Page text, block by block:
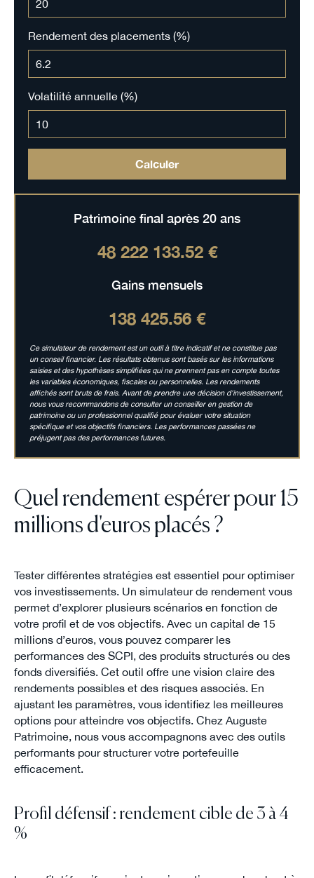
Rendement des placements (%)
Volatilité annuelle (%)
Calculer
Patrimoine final après 20 ans
48 222 133.52 €
Gains mensuels
138 425.56 €
Ce simulateur de rendement est un outil à titre indicatif et ne constitue pas
un conseil financier. Les résultats obtenus sont basés sur les informations
saisies et des hypothèses simplifiées qui ne prennent pas en compte toutes
les variables économiques, fiscales ou personnelles. Les rendements
affichés sont bruts de frais. Avant de prendre une décision d'investissement,
nous vous recommandons de consulter un conseiller en gestion de
patrimoine ou un professionnel qualifié pour évaluer votre situation
spécifique et vos objectifs financiers. Les performances passées ne
préjugent pas des performances futures.
Quel rendement espérer pour 15
millions d'euros placés ?
Tester différentes stratégies est essentiel pour optimiser
vos investissements. Un simulateur de rendement vous
permet d’explorer plusieurs scénarios en fonction de
votre profil et de vos objectifs. Avec un capital de 15
millions d’euros, vous pouvez comparer les
performances des SCPI, des produits structurés ou des
fonds diversifiés. Cet outil offre une vision claire des
rendements possibles et des risques associés. En
ajustant les paramètres, vous identifiez les meilleures
options pour atteindre vos objectifs. Chez Auguste
Patrimoine, nous vous accompagnons avec des outils
performants pour structurer votre portefeuille
efficacement.
Profil défensif : rendement cible de 3 à 4
%